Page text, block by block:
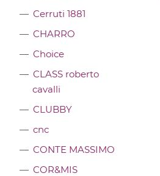
Cerruti 1881
CHARRO
Choice
CLASS roberto
cavalli
CLUBBY
cnc
CONTE MASSIMO
COR&MIS